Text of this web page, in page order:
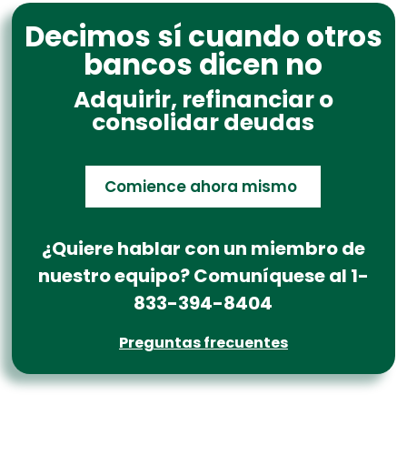
Decimos sí cuando otros
bancos dicen no
Adquirir, refinanciar o
consolidar deudas
Comience ahora mismo
¿Quiere hablar con un miembro de
nuestro equipo? Comuníquese al 1-
833-394-8404
Preguntas frecuentes